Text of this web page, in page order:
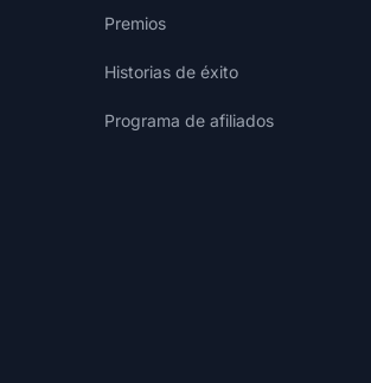
Premios
Historias de éxito
Programa de afiliados